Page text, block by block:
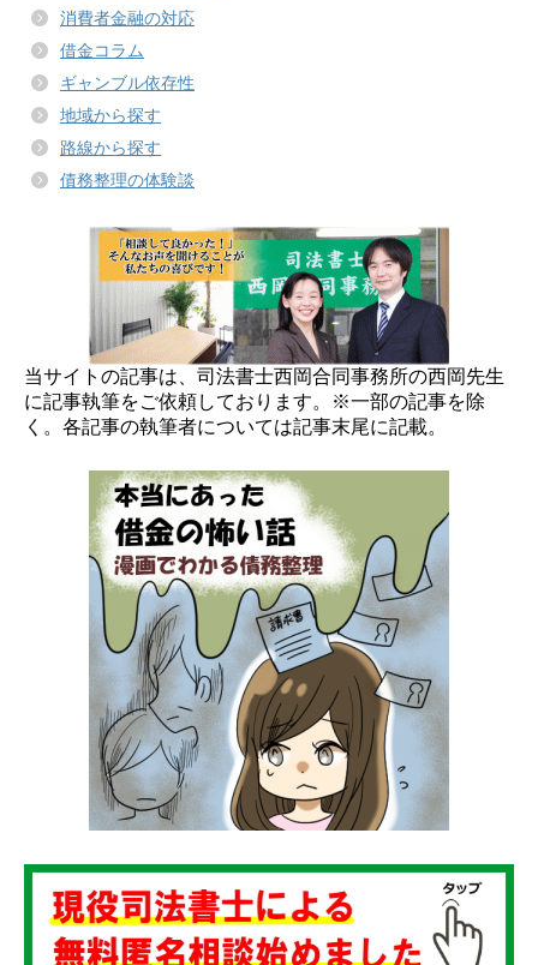
消費者金融の対応
借金コラム
ギャンブル依存性
地域から探す
路線から探す
債務整理の体験談
当サイトの記事は、司法書士西岡合同事務所の西岡先生
に記事執筆をご依頼しております。※一部の記事を除
く。各記事の執筆者については記事末尾に記載。